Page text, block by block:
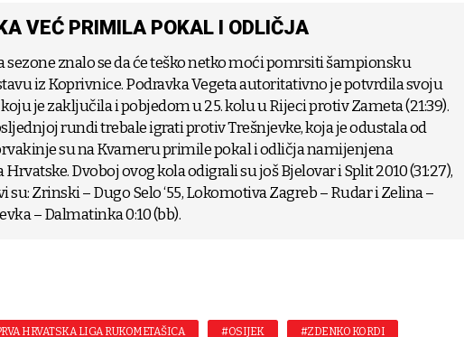
VEĆ PRIMILA POKAL I ODLIČJA
sezone znalo se da će teško netko moći pomrsiti šampionsku
iz Koprivnice. Podravka Vegeta autoritativno je potvrdila svoju
je zaključila i pobjedom u 25. kolu u Rijeci protiv Zameta (21:39).
rundi trebale igrati protiv Trešnjevke, koja je odustala od
su na Kvarneru primile pokal i odličja namijenjena
Dvoboj ovog kola odigrali su još Bjelovar i Split 2010 (31:27),
su: Zrinski – Dugo Selo ‘55, Lokomotiva Zagreb – Rudar i Zelina –
– Dalmatinka 0:10 (bb).
HRVATSKA LIGA RUKOMETAŠICA #OSIJEK #ZDENKO KORDI